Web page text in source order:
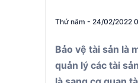
Thứ năm - 24/02/2022
Bảo vệ tài sản là
quản lý các tài